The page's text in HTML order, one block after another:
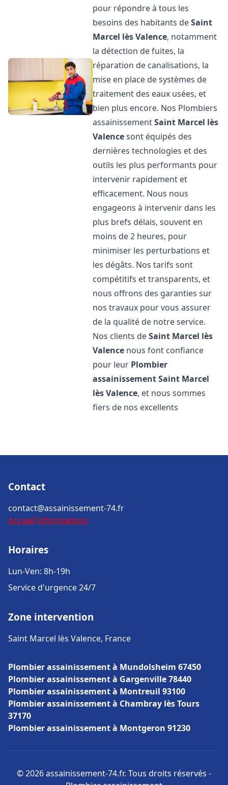
pour répondre à tous les
besoins des habitants deSaint
Marcel lès Valence, notamment
la détection de fuites, la
réparation de canalisations, la
mise en place de systèmes de
traitement des eaux usées, et
bien plus encore. Nos Plombiers
assainissementSaint Marcel lès
Valencesont équipés des
dernières technologies et des
outils les plus performants pour
intervenir rapidement et
efficacement. Nous nous
engageons à intervenir dans les
plus brefs délais, souvent en
moins de 2 heures, pour
minimiser les perturbations et
les dégâts. Nos tarifs sont
compétitifs et transparents, et
nous offrons des garanties sur
nos travaux pour vous assurer
de la qualité de notre service.
Nos clients deSaint Marcel lès
Valence nous font confiance
pour leur Plombier
assainissementSaint Marcel
lès Valence, et nous sommes
fiers de nos excellents
Contact
contact@assainissement-74.fr
Accueil Informations
Horaires
Lun-Ven: 8h-19h
Service d'urgence 24/7
Zone intervention
Saint Marcel lès Valence, France
Plombier assainissement à Mundolsheim 67450
Plombier assainissement à Gargenville 78440
Plombier assainissement à Montreuil 93100
Plombier assainissement à Chambray lès Tours
37170
Plombier assainissement à Montgeron 91230
© 2026 assainissement-74.fr. Tous droits réservés -